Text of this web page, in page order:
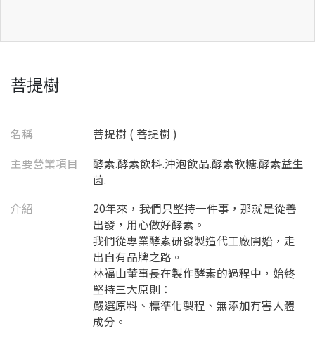
菩提樹
名稱
菩提樹 ( 菩提樹 )
主要營業項目
酵素.酵素飲料.沖泡飲品.酵素軟糖.酵素益生
菌.
介紹
20年來，我們只堅持一件事，那就是從善
出發，用心做好酵素。
我們從專業酵素研發製造代工廠開始，走
出自有品牌之路。
林福山董事長在製作酵素的過程中，始終
堅持三大原則：
嚴選原料、標準化製程、無添加有害人體
成分。